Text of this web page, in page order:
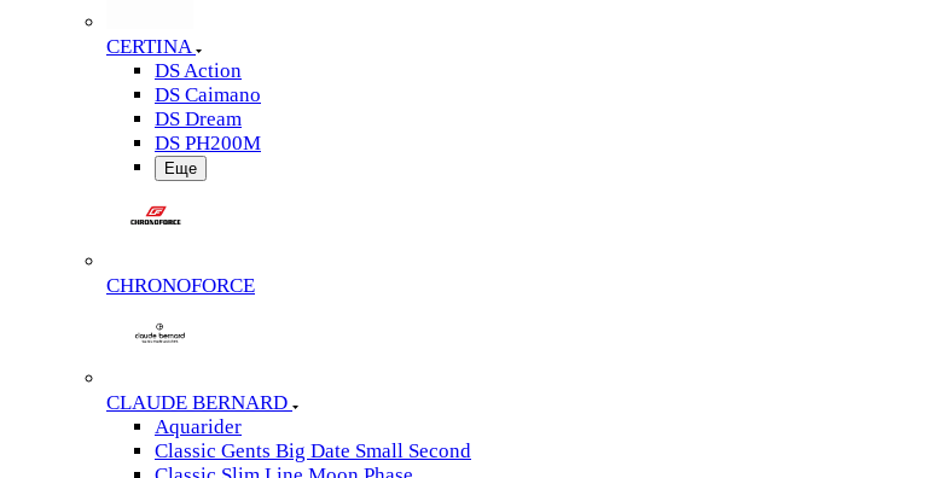
CERTINA
DS Action
DS Caimano
DS Dream
DS PH200M
Еще
CHRONOFORCE
CLAUDE BERNARD
Aquarider
Classic Gents Big Date Small Second